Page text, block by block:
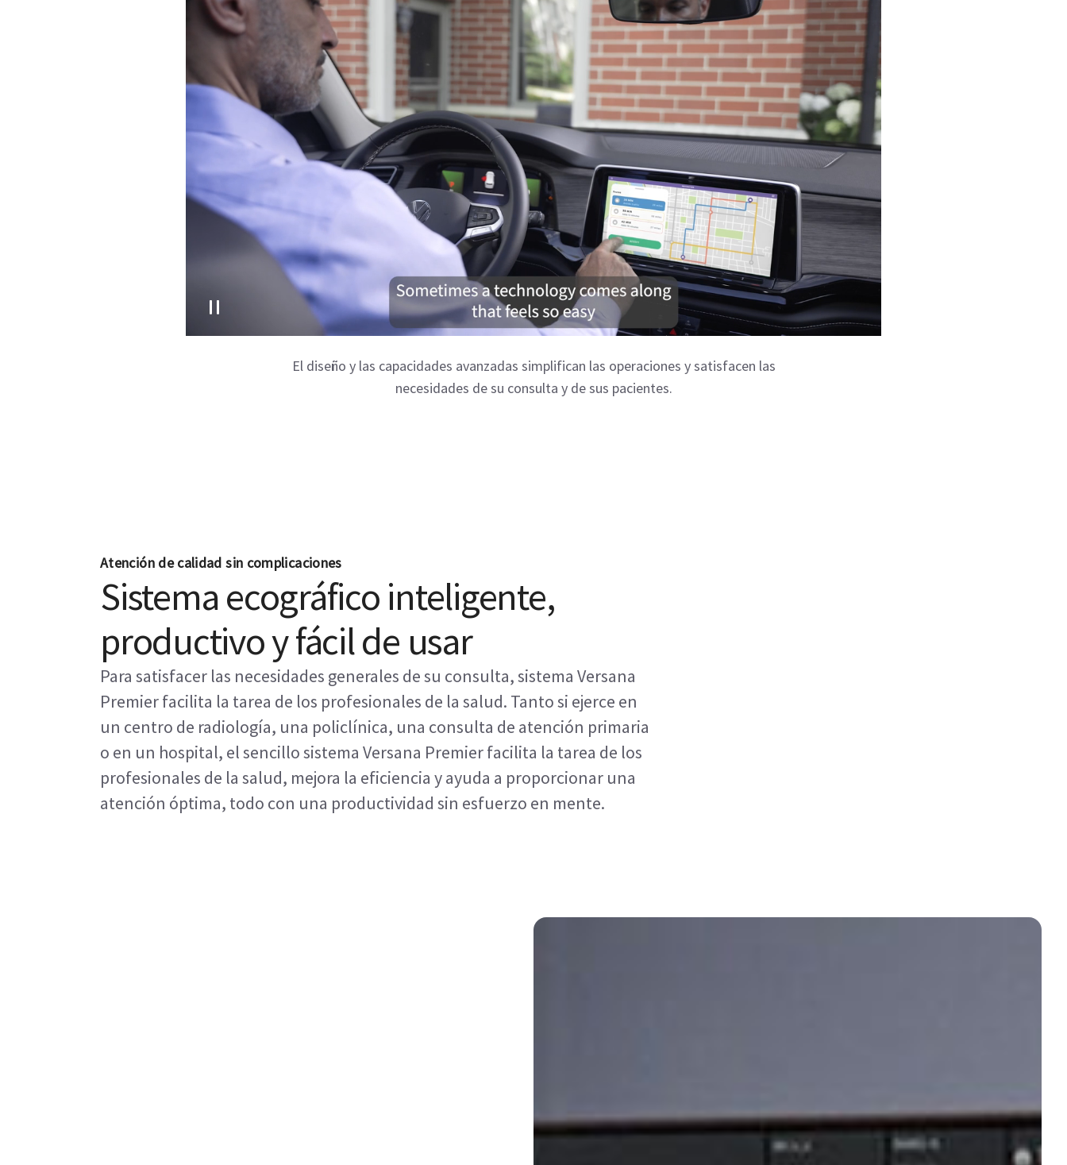
El diseño y las capacidades avanzadas simplifican las operaciones y satisfacen las
necesidades de su consulta y de sus pacientes.
Atención de calidad sin complicaciones
Sistema ecográfico inteligente,
productivo y fácil de usar
Para satisfacer las necesidades generales de su consulta, sistema Versana
Premier facilita la tarea de los profesionales de la salud. Tanto si ejerce en
un centro de radiología, una policlínica, una consulta de atención primaria
o en un hospital, el sencillo sistema Versana Premier facilita la tarea de los
profesionales de la salud, mejora la eficiencia y ayuda a proporcionar una
atención óptima, todo con una productividad sin esfuerzo en mente.